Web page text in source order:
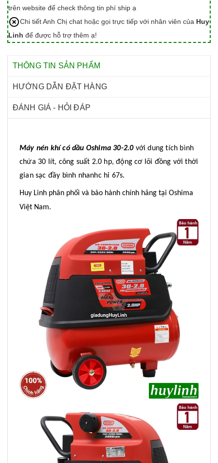
trên website để check thông tin phí ship ạ
Chi tiết Anh Chị chat hoặc gọi trực tiếp với nhân viên của Huy
Linh để được hỗ trợ thêm ạ!
THÔNG TIN SẢN PHẨM
HƯỚNG DẪN ĐẶT HÀNG
ĐÁNH GIÁ - HỎI ĐÁP
Máy nén khí có dầu Oshima 30-2.0với dung tích bình
chứa 30 lít, công suất 2.0 hp, động cơ lõi đồng với thời
gian sạc đầy bình nhanhc hỉ 67s.
Huy Linh phân phối và bảo hành chính hãng tại Oshima
Việt Nam.